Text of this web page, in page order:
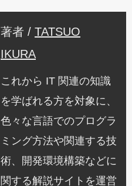
著者 / TATSUO
IKURA
これから IT 関連の知識
を学ばれる方を対象に、
色々な言語でのプログラ
ミング方法や関連する技
術、開発環境構築などに
関する解説サイトを運営